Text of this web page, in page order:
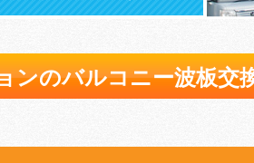
ンのバルコニー波板交